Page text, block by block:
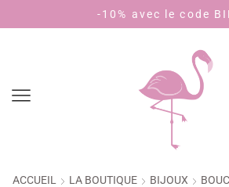
-10% avec le code
ACCUEIL LA BOUTIQUE BIJOUX